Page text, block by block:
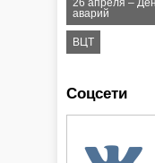
аварий
ВЦТ
Соцсети